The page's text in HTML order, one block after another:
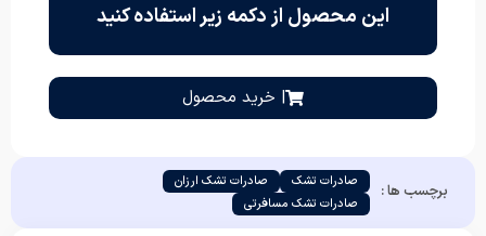
این محصول از دکمه زیر استفاده کنید
| خرید محصول
برچسب ها : صادرات تشک
صادرات تشک ارزان
صادرات تشک مسافرتی